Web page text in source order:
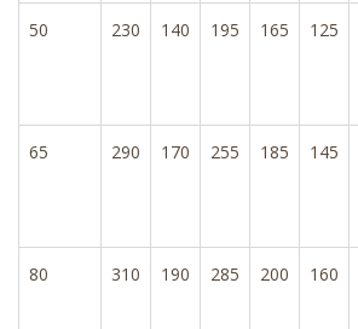
50 230 140 195 165 125
65 290 170 255 185 145
80 310 190 285 200 160